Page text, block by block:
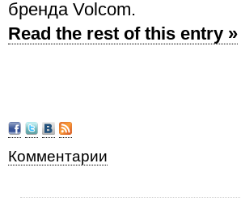
бренда Volcom.
Read the rest of this entry »
Комментарии